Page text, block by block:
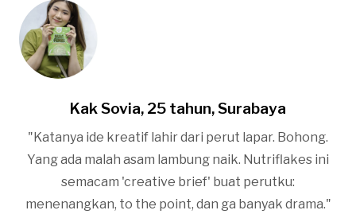
Kak Sovia, 25 tahun, Surabaya
"Katanya ide kreatif lahir dari perut lapar. Bohong.
Yang ada malah asam lambung naik. Nutriflakes ini
semacam 'creative brief' buat perutku:
menenangkan, to the point, dan ga banyak drama."